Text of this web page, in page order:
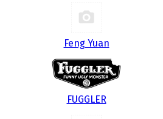
Feng Yuan
FUGGLER